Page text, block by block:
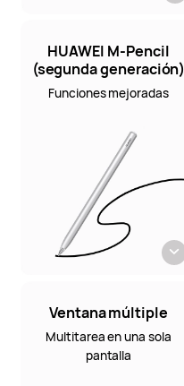
HUAWEI M-Pencil
(segunda generación)
Funciones mejoradas
Ventana múltiple
Multitarea en una sola
pantalla